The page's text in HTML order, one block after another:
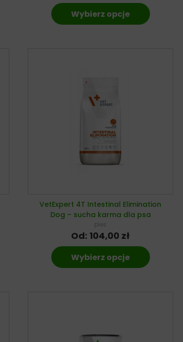
Wybierz opcje
VetExpert 4T Intestinal Elimination
Dog – sucha karma dla psa
pies
Od: 104,00 zł
Wybierz opcje